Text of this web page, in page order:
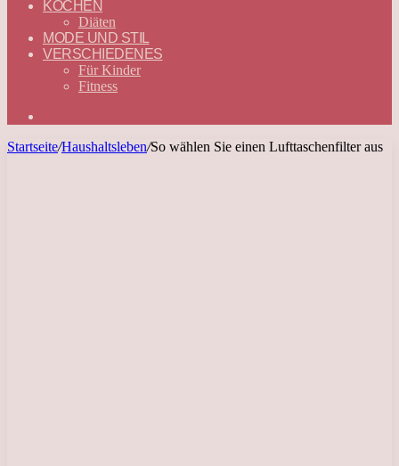
KOCHEN
Diäten
MODE UND STIL
VERSCHIEDENES
Für Kinder
Fitness
Startseite/Haushaltsleben/So wählen Sie einen Lufttaschenfilter aus